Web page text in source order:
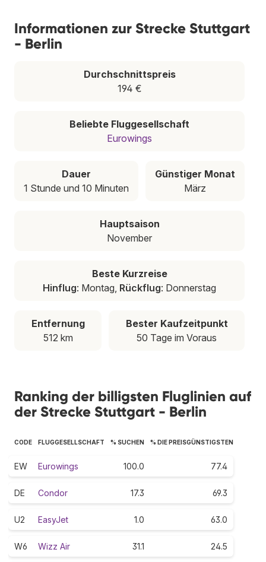
Informationen zur Strecke Stuttgart
- Berlin
Durchschnittspreis
194 €
Beliebte Fluggesellschaft
Eurowings
Dauer
1 Stunde und 10 Minuten
Günstiger Monat
März
Hauptsaison
November
Beste Kurzreise
Hinflug: Montag, Rückflug: Donnerstag
Entfernung
512 km
Bester Kaufzeitpunkt
50 Tage im Voraus
Ranking der billigsten Fluglinien auf
der Strecke Stuttgart - Berlin
CODE FLUGGESELLSCHAFT % SUCHEN % DIE PREISGÜNSTIGSTEN
EW Eurowings 100.0 77.4
DE Condor 17.3 69.3
U2 EasyJet 1.0 63.0
W6 Wizz Air 31.1 24.5